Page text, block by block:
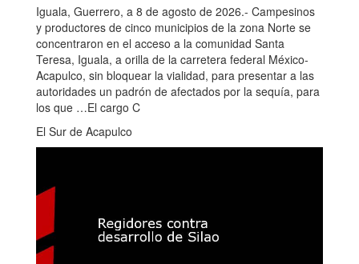
Iguala, Guerrero, a 8 de agosto de 2026.- Campesinos
y productores de cinco municipios de la zona Norte se
concentraron en el acceso a la comunidad Santa
Teresa, Iguala, a orilla de la carretera federal México-
Acapulco, sin bloquear la vialidad, para presentar a las
autoridades un padrón de afectados por la sequía, para
los que …El cargo C
El Sur de Acapulco